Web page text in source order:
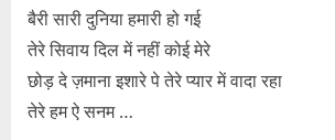
बैरी सारी दुनिया हमारी हो गई
तेरे सिवाय दिल में नहीं कोई मेरे
छोड़ दे ज़माना इशारे पे तेरे प्यार में वादा रहा
तेरे हम ऐ सनम …